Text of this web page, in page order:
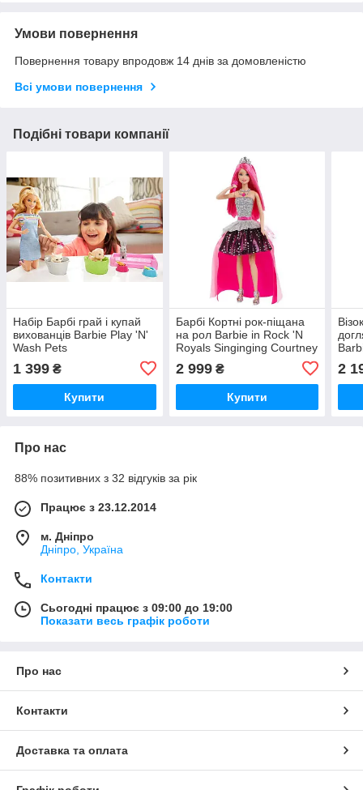
Умови повернення
Повернення товару впродовж 14 днів за домовленістю
Всі умови повернення
Подібні товари компанії
Набір Барбі грай і купай
вихованців Barbie Play 'N'
Wash Pets
1 399 ₴
Купити
Барбі Кортні рок-піщана
на рол Barbie in Rock 'N
Royals Singinging Courtney
2 999₴
Купити
2
Про нас
88% позитивних з 32 відгуків за рік
Працює з 23.12.2014
м. Дніпро
Дніпро, Україна
Контакти
Сьогодні працює з 09:00 до 19:00
Показати весь графік роботи
Про нас
Контакти
Доставка та оплата